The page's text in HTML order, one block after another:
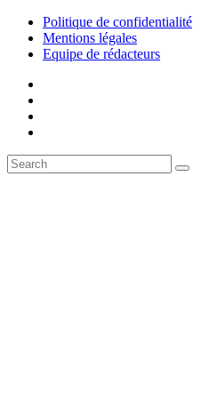
Politique de confidentialité
Mentions légales
Equipe de rédacteurs